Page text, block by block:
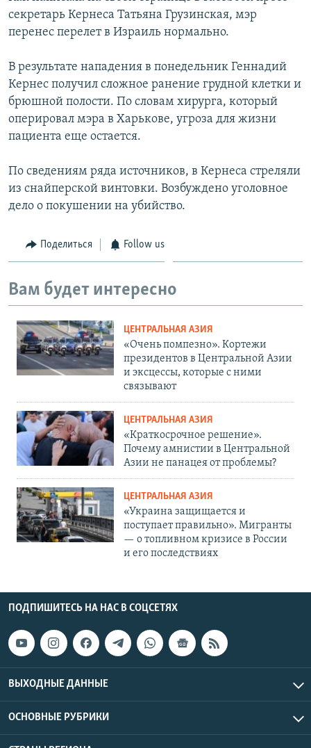
секретарь Кернеса Татьяна Грузинская, мэр
перенес перелет в Израиль нормально.
В результате нападения в понедельник Геннадий
Кернес получил сложное ранение грудной клетки и
брюшной полости. По словам хирурга, который
оперировал мэра в Харькове, угроза для жизни
пациента еще остается.
По сведениям ряда источников, в Кернеса стреляли
из снайперской винтовки. Возбуждено уголовное
дело о покушении на убийство.
Поделиться Follow us
Вам будет интересно
ЦЕНТРАЛЬНАЯ АЗИЯ
«Очень помпезно». Кортежи
президентов в Центральной Азии
и эксцессы, которые с ними
связывают
ЦЕНТРАЛЬНАЯ АЗИЯ
«Краткосрочное решение».
Почему амнистии в Центральной
Азии не панацея от проблемы?
ЦЕНТРАЛЬНАЯ АЗИЯ
«Украина защищается и
поступает правильно». Мигранты
— о топливном кризисе в России
и его последствиях
ПОДПИШИТЕСЬ НА НАС В СОЦСЕТЯХ
ВЫХОДНЫЕ ДАННЫЕ
ОСНОВНЫЕ РУБРИКИ